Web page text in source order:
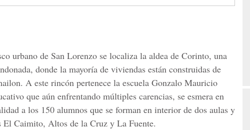
urbano de San Lorenzo se localiza la aldea de Corinto, una
donde la mayoría de viviendas están construidas de
A este rincón pertenece la escuela Gonzalo Mauricio
que aún enfrentando múltiples carencias, se esmera en
a los 150 alumnos que se forman en interior de dos aulas y
El Caimito, Altos de la Cruz y La Fuente.